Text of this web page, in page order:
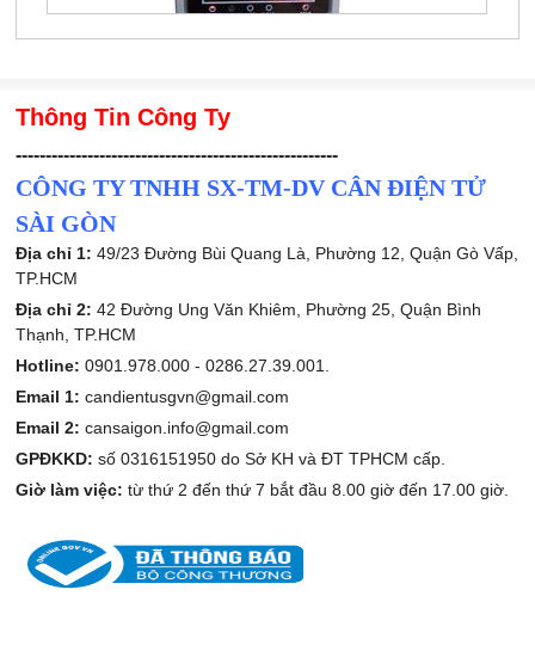
Thông Tin Công Ty
------------------------------------------------------
CÔNG TY TNHH SX-TM-DV CÂN ĐIỆN TỬ
SÀI GÒN
Địa chỉ 1: 49/23 Đường Bùi Quang Là, Phường 12, Quận Gò Vấp,
TP.HCM
Địa chỉ 2:42 Đường Ung Văn Khiêm, Phường 25, Quận Bình
Thạnh, TP.HCM
Hotline: 0901.978.000 -0286.27.39.001.
Email 1: candientusgvn@gmail.com
Email 2: cansaigon.info@gmail.com
GPĐKKD: số 0316151950 do Sở KH và ĐT TPHCM cấp.
Giờ làm việc: từ thứ 2 đến thứ 7 bắt đầu 8.00 giờ đến 17.00 giờ.